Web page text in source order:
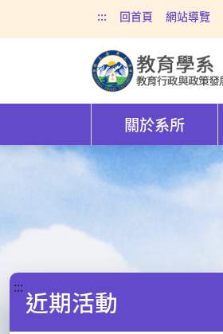
::: 回首頁 網站導覽
關於系所
::: 近期活動